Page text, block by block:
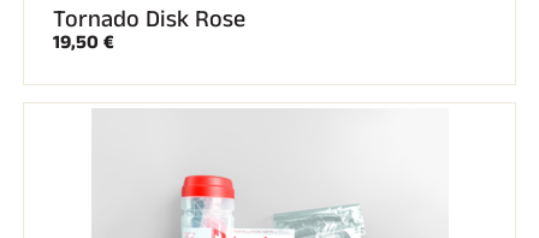
Tornado Disk Rose
19,50 €